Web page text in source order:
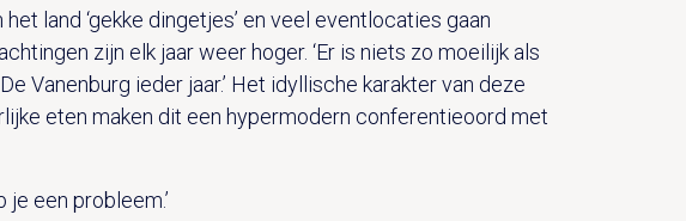
land ‘gekke dingetjes’ en veel eventlocaties gaan
zijn elk jaar weer hoger. ‘Er is niets zo moeilijk als
Vanenburg ieder jaar.’ Het idyllische karakter van deze
eten maken dit een hypermodern conferentieoord met
een probleem.’